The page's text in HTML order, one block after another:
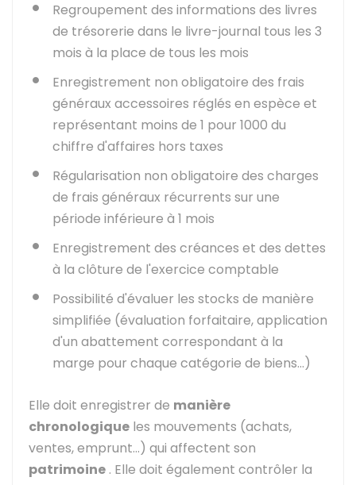
Regroupement des informations des livres
de trésorerie dans le livre-journal tous les 3
mois à la place de tous les mois
Enregistrement non obligatoire des frais
généraux accessoires réglés en espèce et
représentant moins de 1 pour 1000 du
chiffre d'affaires hors taxes
Régularisation non obligatoire des charges
de frais généraux récurrents sur une
période inférieure à 1 mois
Enregistrement des créances et des dettes
à la clôture de l'exercice comptable
Possibilité d'évaluer les stocks de manière
simplifiée (évaluation forfaitaire, application
d'un abattement correspondant à la
marge pour chaque catégorie de biens...)
Elle doit enregistrer de manière
chronologique les mouvements (achats,
ventes, emprunt...) qui affectent son
patrimoine . Elle doit également contrôler la